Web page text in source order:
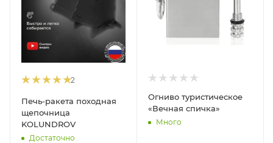
2
Печь-ракета походная
щепочница
KOLUNDROV
Достаточно
Огниво туристическое
«Вечная спичка»
Много